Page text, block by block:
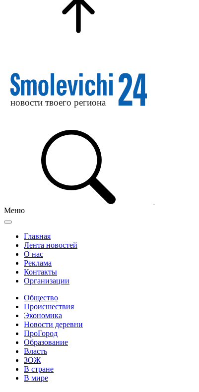
Меню
Главная
Лента новостей
О нас
Реклама
Контакты
Организации
Общество
Происшествия
Экономика
Новости деревни
ПроГород
Образование
Власть
ЗОЖ
В стране
В мире